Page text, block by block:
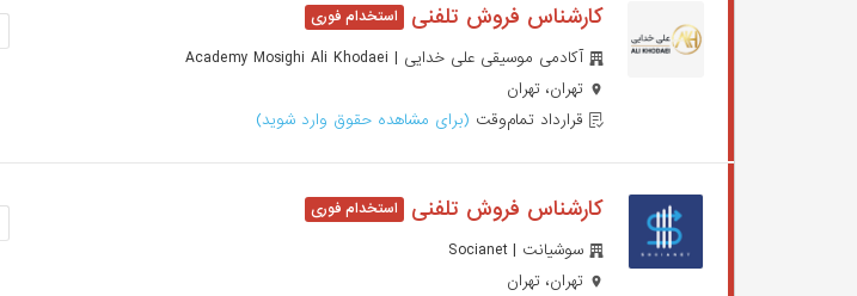
کارشناس فروش تلفنی
آکادمی موسیقی علی خدایی | Academy Mosighi Ali Khodaei
تهران، تهران
قرارداد تمام‌وقت (برای مشاهده حقوق وارد شوید)
کارشناس فروش تلفنی
سوشیانت | Socianet
تهران، تهران